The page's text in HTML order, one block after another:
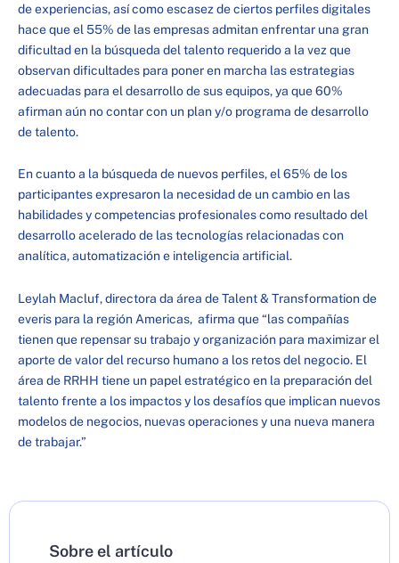
de experiencias, así como escasez de ciertos perfiles digitales
hace que el 55% de las empresas admitan enfrentar una gran
dificultad en la búsqueda del talento requerido a la vez que
observan dificultades para poner en marcha las estrategias
adecuadas para el desarrollo de sus equipos, ya que 60%
afirman aún no contar con un plan y/o programa de desarrollo
de talento.
En cuanto a la búsqueda de nuevos perfiles, el 65% de los
participantes expresaron la necesidad de un cambio en las
habilidades y competencias profesionales como resultado del
desarrollo acelerado de las tecnologías relacionadas con
analítica, automatización e inteligencia artificial.
Leylah Macluf, directora da área de Talent & Transformation de
everis para la región Americas, afirma que “las compañías
tienen que repensar su trabajo y organización para maximizar el
aporte de valor del recurso humano a los retos del negocio. El
área de RRHH tiene un papel estratégico en la preparación del
talento frente a los impactos y los desafíos que implican nuevos
modelos de negocios, nuevas operaciones y una nueva manera
de trabajar.”
Sobre el artículo